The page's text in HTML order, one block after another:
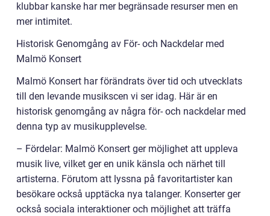
klubbar kanske har mer begränsade resurser men en
mer intimitet.
Historisk Genomgång av För- och Nackdelar med
Malmö Konsert
Malmö Konsert har förändrats över tid och utvecklats
till den levande musikscen vi ser idag. Här är en
historisk genomgång av några för- och nackdelar med
denna typ av musikupplevelse.
– Fördelar: Malmö Konsert ger möjlighet att uppleva
musik live, vilket ger en unik känsla och närhet till
artisterna. Förutom att lyssna på favoritartister kan
besökare också upptäcka nya talanger. Konserter ger
också sociala interaktioner och möjlighet att träffa